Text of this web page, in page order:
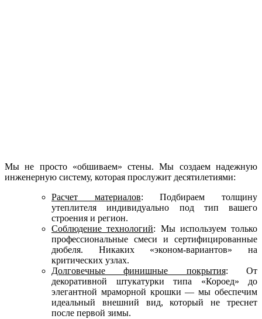
Мы не просто «обшиваем» стены. Мы создаем надежную
инженерную систему, которая прослужит десятилетиями:
Расчет материалов: Подбираем толщину
утеплителя индивидуально под тип вашего
строения и регион.
Соблюдение технологий: Мы используем только
профессиональные смеси и сертифицированные
дюбеля. Никаких «эконом-вариантов» на
критических узлах.
Долговечные финишные покрытия: От
декоративной штукатурки типа «Короед» до
элегантной мраморной крошки — мы обеспечим
идеальный внешний вид, который не треснет
после первой зимы.